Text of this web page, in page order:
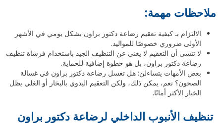
ملاحظات مهمة:
الالتزام بـ كيفية تعقيم رضاعة دكتور براون بشكل يومي في الأشهر
الأولى ضروري خصوصًا للمواليد.
لا تنسي أن التعقيم لا يغني عن التنظيف الجيد باستخدام فرشاة تنظيف
رضاعة دكتور براون، بل هو خطوة إضافية للحماية.
بعض الأمهات يتساءلن: هل تغسل رضاعة دكتور براون في غسالة
الصحون؟ نعم، يمكن ذلك، ولكن التعقيم اليدوي بالبخار أو الغلي يظل
الخيار الأكثر أمانًا.
تنظيف الأنبوب الداخلي لرضاعة دكتور براون